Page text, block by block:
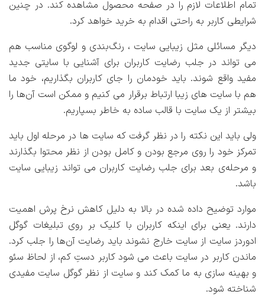
تمام اطلاعات لازم را در صفحه محصول مشاهده کند. در چنین
شرایطی کاربر به راحتی اقدام به خرید خواهد کرد.
دیگر مسائلی مثل زیبایی سایت ، رنگ‌بندی و لوگوی مناسب هم
می تواند در جلب رضایت کاربران برای آشنایی با سایتی جدید
مفید واقع شوند. باید خودمان را جای کاربران بگذاریم، خود ما
هم با سایت های زیبا ارتباط برقرار می کنیم و ممکن است آن‌ها را
بیشتر از یک سایت با قالب ساده به خاطر بسپاریم.
ولی باید این نکته را در نظر گرفت که سایت ها در مرحله اول باید
تمرکز خود را روی مرجع بودن و کامل بودن از نظر محتوا بگذارند
و مرحله‌ی بعد برای جلب رضایت کاربران می تواند زیبایی سایت
باشد.
موارد توضیح داده شده در بالا به دلیل کاهش نرخ پرش اهمیت
دارند. یعنی برای اینکه کاربران با کلیک بر روی تبلیغات گوگل
ادوردز سایت از سایت خارج نشوند باید رضایت آن‌ها را جلب کرد.
ماندن کاربر در سایت باعث می شود کاربر دستِ کم، از لحاظ سئو
و بهینه سازی به ما کمک کند و سایت از نظر گوگل سایت مفیدی
شناخته شود.